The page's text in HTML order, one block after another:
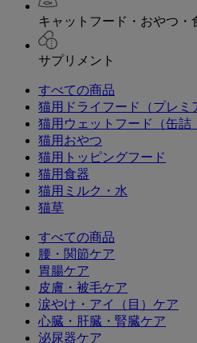
キャットフード・おやつ・
サプリメント
すべての商品
猫用ドライフード（プレミ
猫用ウェットフード（缶詰
猫用おやつ
猫用トッピングフード
猫用食器
猫用ミルク・水
猫草
すべての商品
腰・関節ケア
胃腸ケア
皮膚・被毛ケア
涙やけ・アイ（目）ケア
心臓・肝臓・腎臓ケア
泌尿器ケア